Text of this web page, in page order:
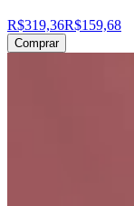
R$319,36R$159,68
Comprar